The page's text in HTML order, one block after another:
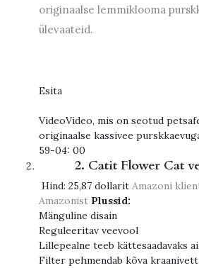
originaalse lemmiklooma
ülevaateid.
Esita
VideoVideo, mis on seotud
originaalse kassivee
59-04: 00
2. Catit Flower Cat
Hind: 25,87 dollarit Amazoni
Amazonist Plussid:
Mänguline disain
Reguleeritav veevool
Lillepealne teeb kättesaadavaks
Filter pehmendab kõva kraanivett